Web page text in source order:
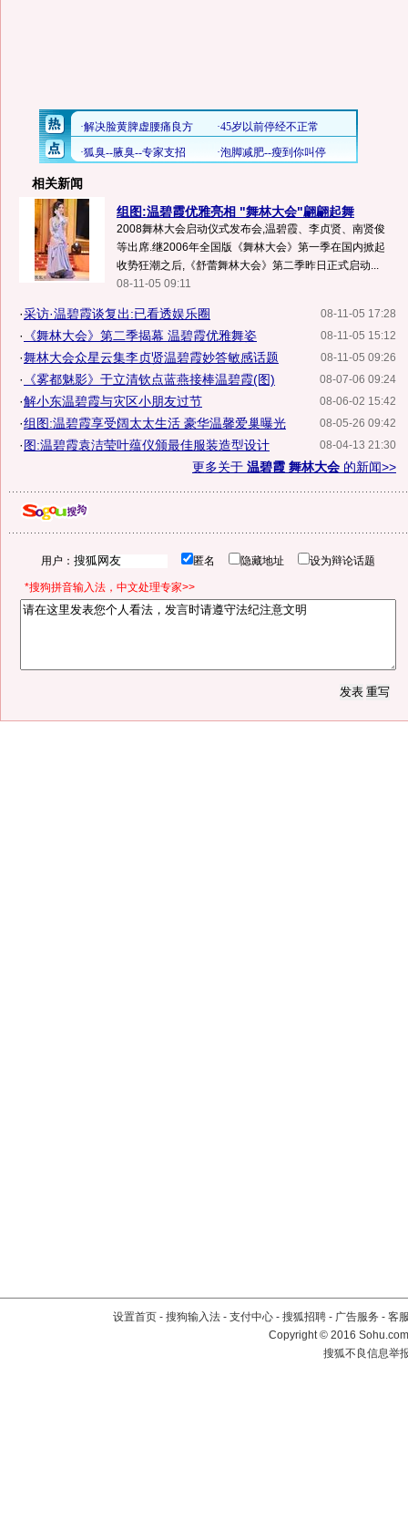
相关新闻
组图:温碧霞优雅亮相 "舞林大会"翩翩起舞
2008舞林大会启动仪式发布会,温碧霞、李贞贤、南贤俊
等出席.继2006年全国版《舞林大会》第一季在国内掀起
收势狂潮之后,《舒蕾舞林大会》第二季昨日正式启动...
08-11-05 09:11
08-11-05 17:28
·采访·温碧霞谈复出:已看透娱乐圈
08-11-05 15:12
· 《舞林大会》第二季揭幕 温碧霞优雅舞姿
08-11-05 09:26
·舞林大会众星云集李贞贤温碧霞妙答敏感话题
08-07-06 09:24
· 《雾都魅影》于立清钦点蓝燕接棒温碧霞(图)
08-06-02 15:42
·解小东温碧霞与灾区小朋友过节
08-05-26 09:42
·组图:温碧霞享受阔太太生活 豪华温馨爱巢曝光
08-04-13 21:30
·图:温碧霞袁洁莹叶蕴仪颁最佳服装造型设计
更多关于 温碧霞 舞林大会 的新闻>>
用户： 匿名 隐藏地址 设为辩论话题
*搜狗拼音输入法，中文处理专家>>
设置首页 - 搜狗输入法 - 支付中心 - 搜狐招聘 - 广告服务 - 客
Copyright©2016
搜狐不良信息举